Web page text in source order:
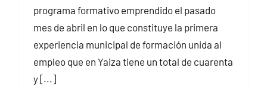
programa formativo emprendido el pasado
mes de abril en lo que constituye la primera
experiencia municipal de formación unida al
empleo que en Yaiza tiene un total de cuarenta
y [...]